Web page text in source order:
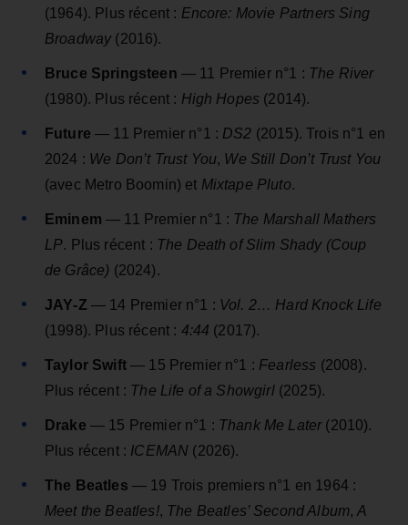
(1964). Plus récent : Encore: Movie Partners Sing
Broadway(2016).
Bruce Springsteen — 11 Premier n°1 : The River
(1980). Plus récent : High Hopes (2014).
Future — 11 Premier n°1 : DS2 (2015). Trois n°1 en
2024 : We Don’t Trust You, We Still Don’t Trust You
(avec Metro Boomin) et Mixtape Pluto.
Eminem — 11 Premier n°1 : The Marshall Mathers
LP. Plus récent : The Death of Slim Shady (Coup
de Grâce) (2024).
JAY‑Z — 14 Premier n°1 : Vol. 2… Hard Knock Life
(1998). Plus récent : 4:44 (2017).
Taylor Swift— 15 Premier n°1 : Fearless (2008).
Plus récent : The Life of a Showgirl(2025).
Drake — 15 Premier n°1 : Thank Me Later(2010).
Plus récent : ICEMAN (2026).
The Beatles — 19 Trois premiers n°1 en 1964 :
Meet the Beatles!, The Beatles’ Second Album,A